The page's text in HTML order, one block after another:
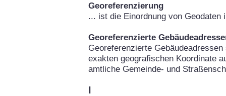
Georeferenzierung
... ist die Einordnung von
Georeferenzierte
Georeferenzierte
exakten geografischen Koordinate
amtliche Gemeinde- und
I